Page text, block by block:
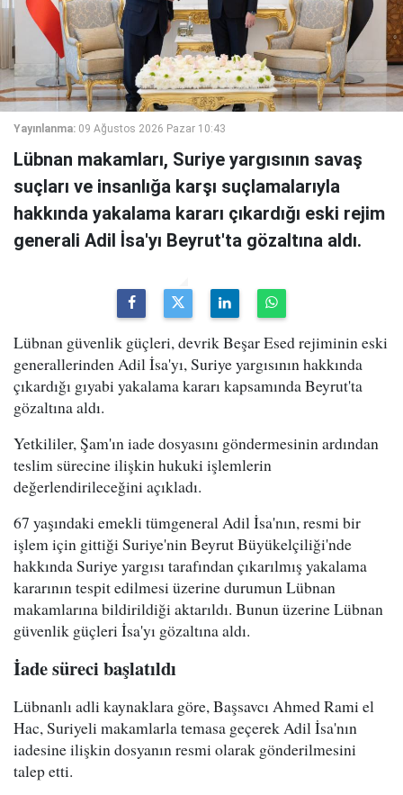
Yayınlanma: 09 Ağustos 2026 Pazar 10:43
Lübnan makamları, Suriye yargısının savaş
suçları ve insanlığa karşı suçlamalarıyla
hakkında yakalama kararı çıkardığı eski rejim
generali Adil İsa'yı Beyrut'ta gözaltına aldı.
Lübnan güvenlik güçleri, devrik Beşar Esed rejiminin eski
generallerinden Adil İsa'yı, Suriye yargısının hakkında
çıkardığı gıyabi yakalama kararı kapsamında Beyrut'ta
gözaltına aldı.
Yetkililer, Şam'ın iade dosyasını göndermesinin ardından
teslim sürecine ilişkin hukuki işlemlerin
değerlendirileceğini açıkladı.
67 yaşındaki emekli tümgeneral Adil İsa'nın, resmi bir
işlem için gittiği Suriye'nin Beyrut Büyükelçiliği'nde
hakkında Suriye yargısı tarafından çıkarılmış yakalama
kararının tespit edilmesi üzerine durumun Lübnan
makamlarına bildirildiği aktarıldı. Bunun üzerine Lübnan
güvenlik güçleri İsa'yı gözaltına aldı.
İade süreci başlatıldı
Lübnanlı adli kaynaklara göre, Başsavcı Ahmed Rami el
Hac, Suriyeli makamlarla temasa geçerek Adil İsa'nın
iadesine ilişkin dosyanın resmi olarak gönderilmesini
talep etti.